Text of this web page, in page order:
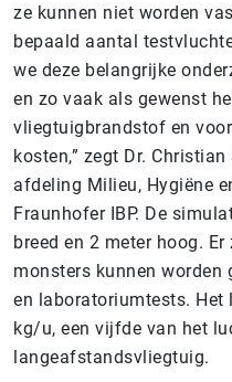
ze kunnen niet worden
bepaald aantal
we deze belangrijke
en zo vaak als gewenst
vliegtuigbrandstof en
kosten,” zegt Dr.
afdeling Milieu, Hygiëne
Fraunhofer IBP. De
breed en 2 meter hoog.
monsters kunnen worden
en laboratoriumtests.
kg/u, een vijfde van het
langeafstandsvliegtuig.